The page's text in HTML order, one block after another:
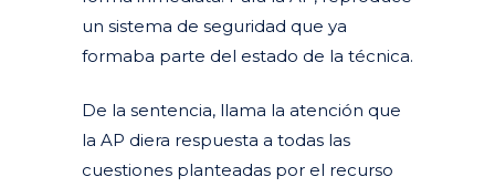
un sistema de seguridad que ya
formaba parte del estado de la técnica.
De la sentencia, llama la atención que
la AP diera respuesta a todas las
cuestiones planteadas por el recurso